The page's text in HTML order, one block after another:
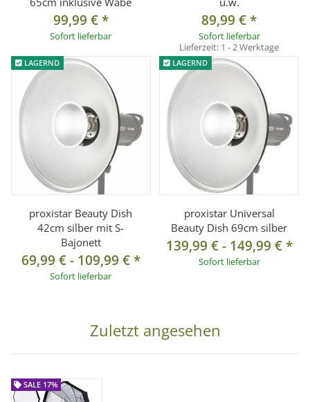
99,99 €*
Sofort lieferbar
89,99 €*
Sofort lieferbar
Lieferzeit: 1 - 2 Werktage
LAGERND
proxistar Beauty Dish
42cm silber mit S-
Bajonett
69,99 €- 109,99 €*
Sofort lieferbar
LAGERND
proxistar Universal
Beauty Dish 69cm silber
139,99 €- 149,99 €*
Sofort lieferbar
Zuletzt angesehen
SALE 17%